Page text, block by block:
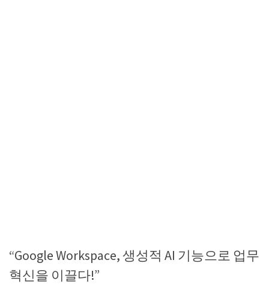
“Google Workspace, 생성적 AI 기능으로 업무
혁신을 이끌다!”